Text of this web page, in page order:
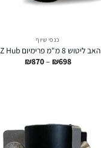
כנפי שיוף
האב ליטוש 8 מ"מ פרימיום RZ Hub
₪698
–
₪870 טווח